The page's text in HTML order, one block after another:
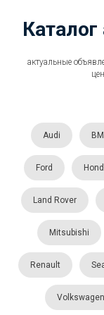
актуальные
Audi
Ford
Land Rover
Mitsubishi
Renault
Volkswagen